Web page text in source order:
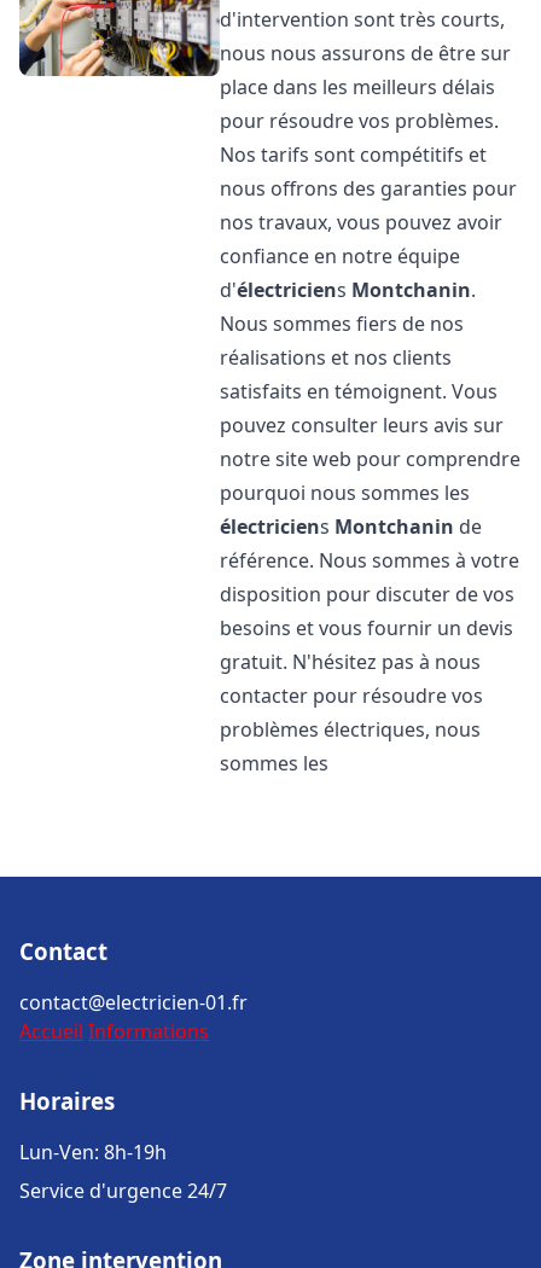
d'intervention sont très courts,
nous nous assurons de être sur
place dans les meilleurs délais
pour résoudre vos problèmes.
Nos tarifs sont compétitifs et
nous offrons des garanties pour
nos travaux, vous pouvez avoir
confiance en notre équipe
d'électriciens Montchanin.
Nous sommes fiers de nos
réalisations et nos clients
satisfaits en témoignent. Vous
pouvez consulter leurs avis sur
notre site web pour comprendre
pourquoi nous sommes les
électriciens Montchanin de
référence. Nous sommes à votre
disposition pour discuter de vos
besoins et vous fournir un devis
gratuit. N'hésitez pas à nous
contacter pour résoudre vos
problèmes électriques, nous
sommes les
Contact
contact@electricien-01.fr
Accueil Informations
Horaires
Lun-Ven: 8h-19h
Service d'urgence 24/7
Zone intervention